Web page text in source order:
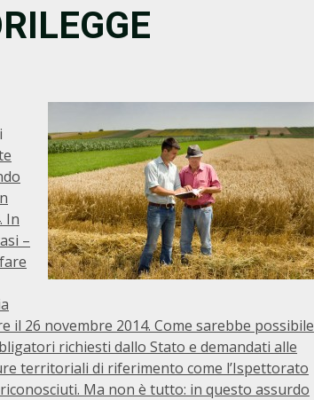
In
–
26 novembre 2014. Come sarebbe possibile
richiesti dallo Stato e demandati alle
territoriali di riferimento come l’Ispettorato
Ma non è tutto: in questo assurdo